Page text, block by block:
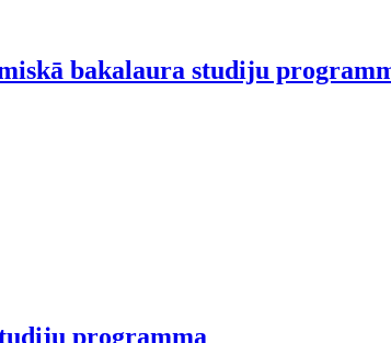
bakalaura studiju
programma